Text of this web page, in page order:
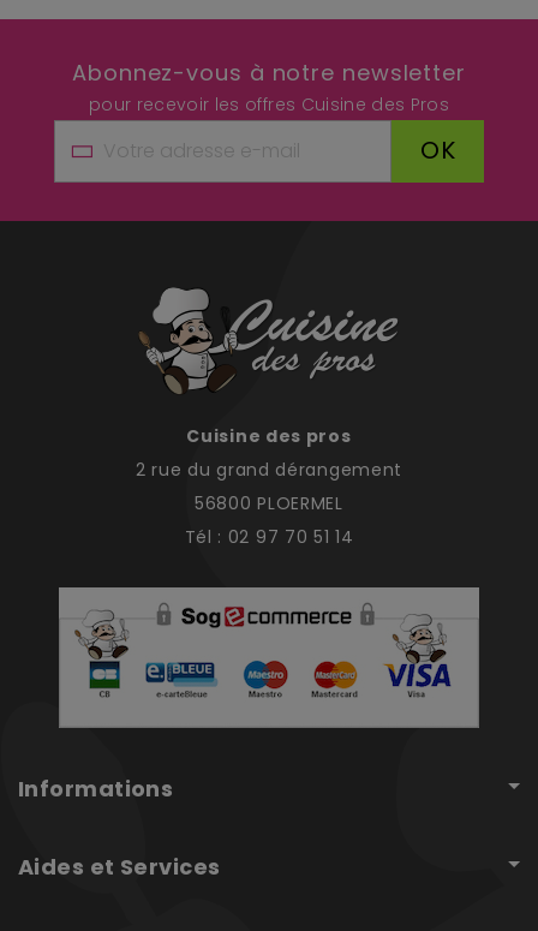
Abonnez-vous à notre newsletter
pour recevoir les offres Cuisine des Pros
OK
Cuisine des pros
2 rue du grand dérangement
56800 PLOERMEL
Tél : 02 97 70 51 14
Informations
Aides et Services